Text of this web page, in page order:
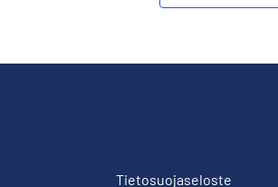
Tietosuojaseloste